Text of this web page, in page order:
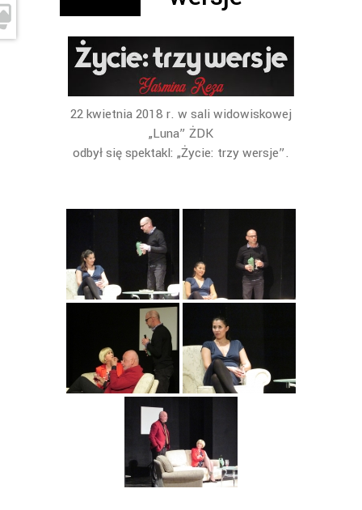
22 kwietnia 2018 r. w sali widowiskowej
„Luna” ŻDK
odbył się spektakl: „Życie: trzy wersje”.